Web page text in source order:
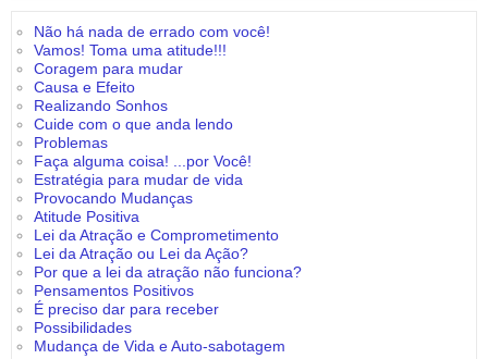
Não há nada de errado com você!
Vamos! Toma uma atitude!!!
Coragem para mudar
Causa e Efeito
Realizando Sonhos
Cuide com o que anda lendo
Problemas
Faça alguma coisa! ...por Você!
Estratégia para mudar de vida
Provocando Mudanças
Atitude Positiva
Lei da Atração e Comprometimento
Lei da Atração ou Lei da Ação?
Por que a lei da atração não funciona?
Pensamentos Positivos
É preciso dar para receber
Possibilidades
Mudança de Vida e Auto-sabotagem